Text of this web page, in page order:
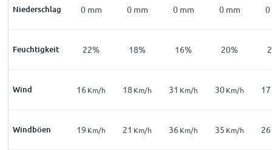
Niederschlag
0mm 0 mm 0 mm 0 mm 0 mm 0
Feuchtigkeit
30% 22% 18% 16% 20%
Wind 16 Km/h 18 Km/h 31 Km/h 30Km/h 17
Windböen
h 9Km/h 19 Km/h 21 Km/h 36 Km/h 35 Km/h 26